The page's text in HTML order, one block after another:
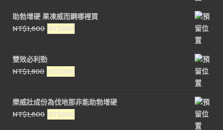
價
格：
NT$1,600。
價
格：
NT$800。
助勃增硬 果凍威而鋼哪裡買
NT$1,600 原
價
格：
NT$1,600。
NT$800
價
格：
NT$800。
雙效必利勁
NT$1,800 原
價
格：
NT$1,800。
NT$900
價
格：
NT$900。
樂威壯成份為伐地那非能助勃增硬
NT$1,600 原
NT$800